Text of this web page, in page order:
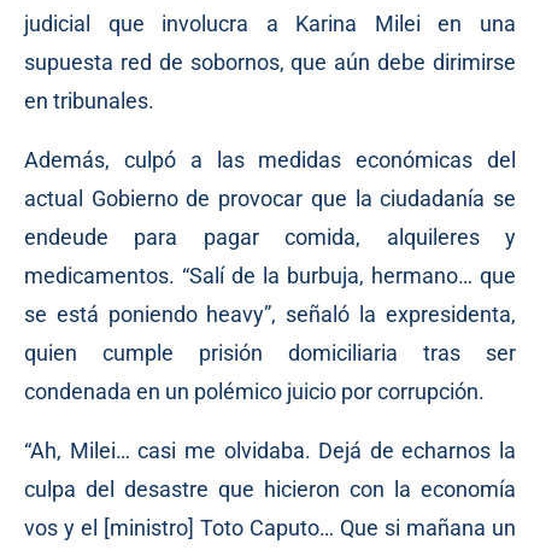
judicial que involucra a Karina Milei en una
supuesta red de sobornos, que aún debe dirimirse
en tribunales.
Además, culpó a las medidas económicas del
actual Gobierno de provocar que la ciudadanía se
endeude para pagar comida, alquileres y
medicamentos. “Salí de la burbuja, hermano… que
se está poniendo heavy”, señaló la expresidenta,
quien cumple prisión domiciliaria tras ser
condenada en un polémico juicio por corrupción.
“Ah, Milei… casi me olvidaba. Dejá de echarnos la
culpa del desastre que hicieron con la economía
vos y el [ministro] Toto Caputo… Que si mañana un